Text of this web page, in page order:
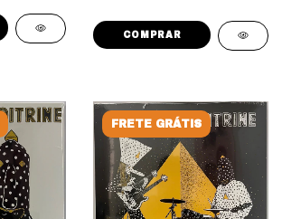
COMPRAR
FRETE GRÁTIS